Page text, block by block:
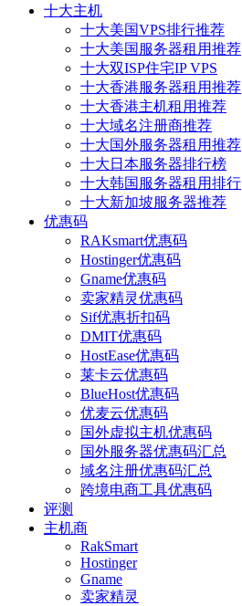
十大主机
十大美国VPS排行推荐
十大美国服务器租用推荐
十大双ISP住宅IP VPS
十大香港服务器租用推荐
十大香港主机租用推荐
十大域名注册商推荐
十大国外服务器租用推荐
十大日本服务器排行榜
十大韩国服务器租用排行
十大新加坡服务器推荐
优惠码
RAKsmart优惠码
Hostinger优惠码
Gname优惠码
卖家精灵优惠码
Sif优惠折扣码
DMIT优惠码
HostEase优惠码
莱卡云优惠码
BlueHost优惠码
优麦云优惠码
国外虚拟主机优惠码
国外服务器优惠码汇总
域名注册优惠码汇总
跨境电商工具优惠码
评测
主机商
RakSmart
Hostinger
Gname
卖家精灵